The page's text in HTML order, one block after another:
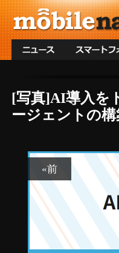
[写真]AI導入を
ージェントの
«前